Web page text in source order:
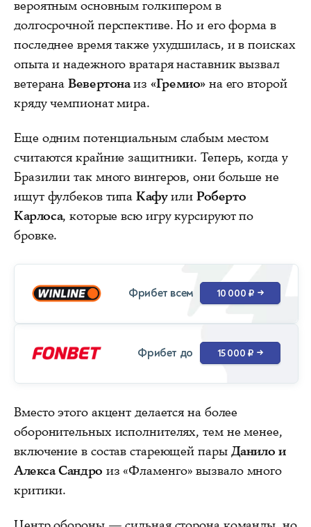
вероятным основным голкипером в
долгосрочной перспективе. Но и его форма в
последнее время также ухудшилась, и в поисках
опыта и надежного вратаря наставник вызвал
ветеранаВевертонаиз«Гремио»на его второй
кряду чемпионат мира.
Еще одним потенциальным слабым местом
считаются крайние защитники. Теперь, когда у
Бразилии так много вингеров, они больше не
ищут фулбеков типаКафуилиРоберто
Карлоса, которые всю игру курсируют по
бровке.
Фрибет всем 10 000 ₽ →
Фрибет до 15 000 ₽ →
Вместо этого акцент делается на более
оборонительных исполнителях, тем не менее,
включение в состав стареющей пары Данило и
Алекса Сандро из «Фламенго» вызвало много
критики.